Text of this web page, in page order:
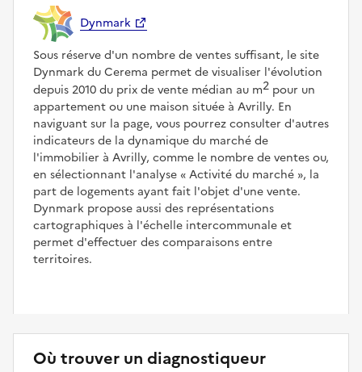
Dynmark
Sous réserve d'un nombre de ventes suffisant, le site
Dynmark du Cerema permet de visualiser l'évolution
depuis 2010 du prix de vente médian au m2 pour un
appartement ou une maison située à Avrilly. En
naviguant sur la page, vous pourrez consulter d'autres
indicateurs de la dynamique du marché de
l'immobilier à Avrilly, comme le nombre de ventes ou,
en sélectionnant l'analyse
Activité du marché , la
part de logements ayant fait l'objet d'une vente.
Dynmark propose aussi des représentations
cartographiques à l'échelle intercommunale et
permet d'effectuer des comparaisons entre
territoires.
Où trouver un diagnostiqueur